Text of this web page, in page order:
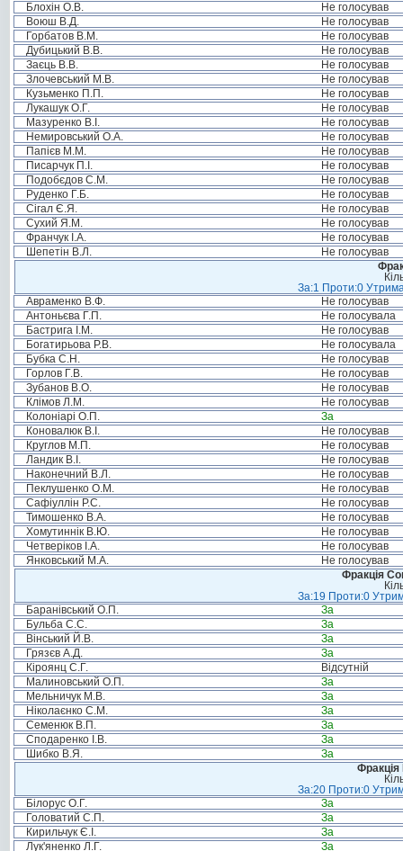
Блохін О.В.
Не голосував
Воюш В.Д.
Не голосував
Горбатов В.М.
Не голосував
Дубицький В.В.
Не голосував
Заєць В.В.
Не голосував
Злочевський М.В.
Не голосував
Кузьменко П.П.
Не голосував
Лукашук О.Г.
Не голосував
Мазуренко В.І.
Не голосував
Немировський О.А.
Не голосував
Папієв М.М.
Не голосував
Писарчук П.І.
Не голосував
Подобєдов С.М.
Не голосував
Руденко Г.Б.
Не голосував
Сігал Є.Я.
Не голосував
Сухий Я.М.
Не голосував
Франчук І.А.
Не голосував
Шепетін В.Л.
Не голосував
За:1 Проти:0
Авраменко В.Ф.
Не голосував
Антоньєва Г.П.
Не голосувала
Бастрига І.М.
Не голосував
Богатирьова Р.В.
Не голосувала
Бубка С.Н.
Не голосував
Горлов Г.В.
Не голосував
Зубанов В.О.
Не голосував
Клімов Л.М.
Не голосував
Колоніарі О.П.
За
Коновалюк В.І.
Не голосував
Круглов М.П.
Не голосував
Ландик В.І.
Не голосував
Наконечний В.Л.
Не голосував
Пеклушенко О.М.
Не голосував
Сафіуллін Р.С.
Не голосував
Тимошенко В.А.
Не голосував
Хомутиннік В.Ю.
Не голосував
Четверіков І.А.
Не голосував
Янковський М.А.
Не голосував
Фракція
За:19 Проти:0
Баранівський О.П.
За
Бульба С.С.
За
Вінський Й.В.
За
Грязєв А.Д.
За
Кіроянц С.Г.
Відсутній
Малиновський О.П.
За
Мельничук М.В.
За
Ніколаєнко С.М.
За
Семенюк В.П.
За
Сподаренко І.В.
За
Шибко В.Я.
За
За:20 Проти:0
Білорус О.Г.
За
Головатий С.П.
За
Кирильчук Є.І.
За
Лук'яненко Л.Г.
За